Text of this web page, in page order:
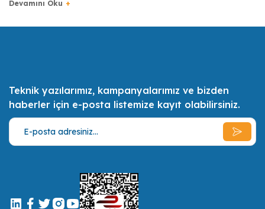
haberleşme sektöründe dünyanın önde gelen üreticilerinin ürünlerini
Türkiye bilişim sektörünün ilk 500 bilişim şirketinden biri olan GSL,
uzman sertifikalı mühendis kadrosuyla müşterilerinin ihtiyaçlarını en iyi
şekilde tespit etmek, onlara bu ihtiyaçları doğrultusunda olabilecek en
ekonomik, en kaliteli ve en pratik çözümler ve alternatifler sunmak,
Teknik yazılarımız, kampanyalarımız ve bizden
haberler için e-posta listemize kayıt olabilirsiniz.